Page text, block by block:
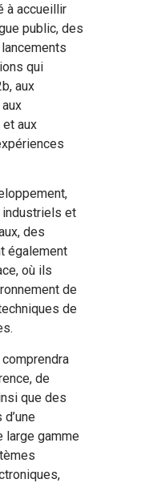
à accueillir
public, des
qui
aux
aux
industriels et
des
également
où ils
de
de
comprendra
de
que des
large gamme